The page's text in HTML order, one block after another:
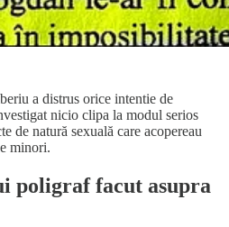
a distrus orice intentie de
nicio clipa la modul serios
de natură sexuală care acopereau
minori.
poligraf facut asupra